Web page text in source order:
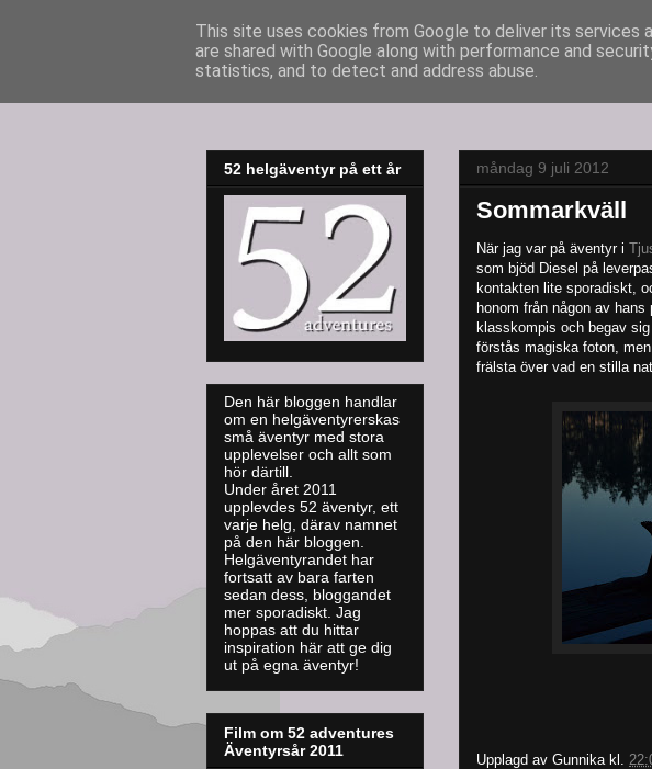
52adventures
måndag 9 juli 2012
Sommarkväll
När jag var på äventyr i
som bjöd Diesel på
kontakten lite sporadiskt,
honom från någon av
klasskompis och begav
förstås magiska foton,
frälsta över vad en stilla
Upplagd av Gunnika kl.
52 helgäventyr på ett år
Den här bloggen handlar
om en helgäventyrerskas
små äventyr med stora
upplevelser och allt som
hör därtill.
Under året 2011
upplevdes 52 äventyr, ett
varje helg, därav namnet
på den här bloggen.
Helgäventyrandet har
fortsatt av bara farten
sedan dess, bloggandet
mer sporadiskt. Jag
hoppas att du hittar
inspiration här att ge dig
ut på egna äventyr!
Film om 52 adventures
Äventyrsår 2011
This site uses cookies from Google to deliver its services
are shared with Google along with performance and
statistics, and to detect and address abuse.